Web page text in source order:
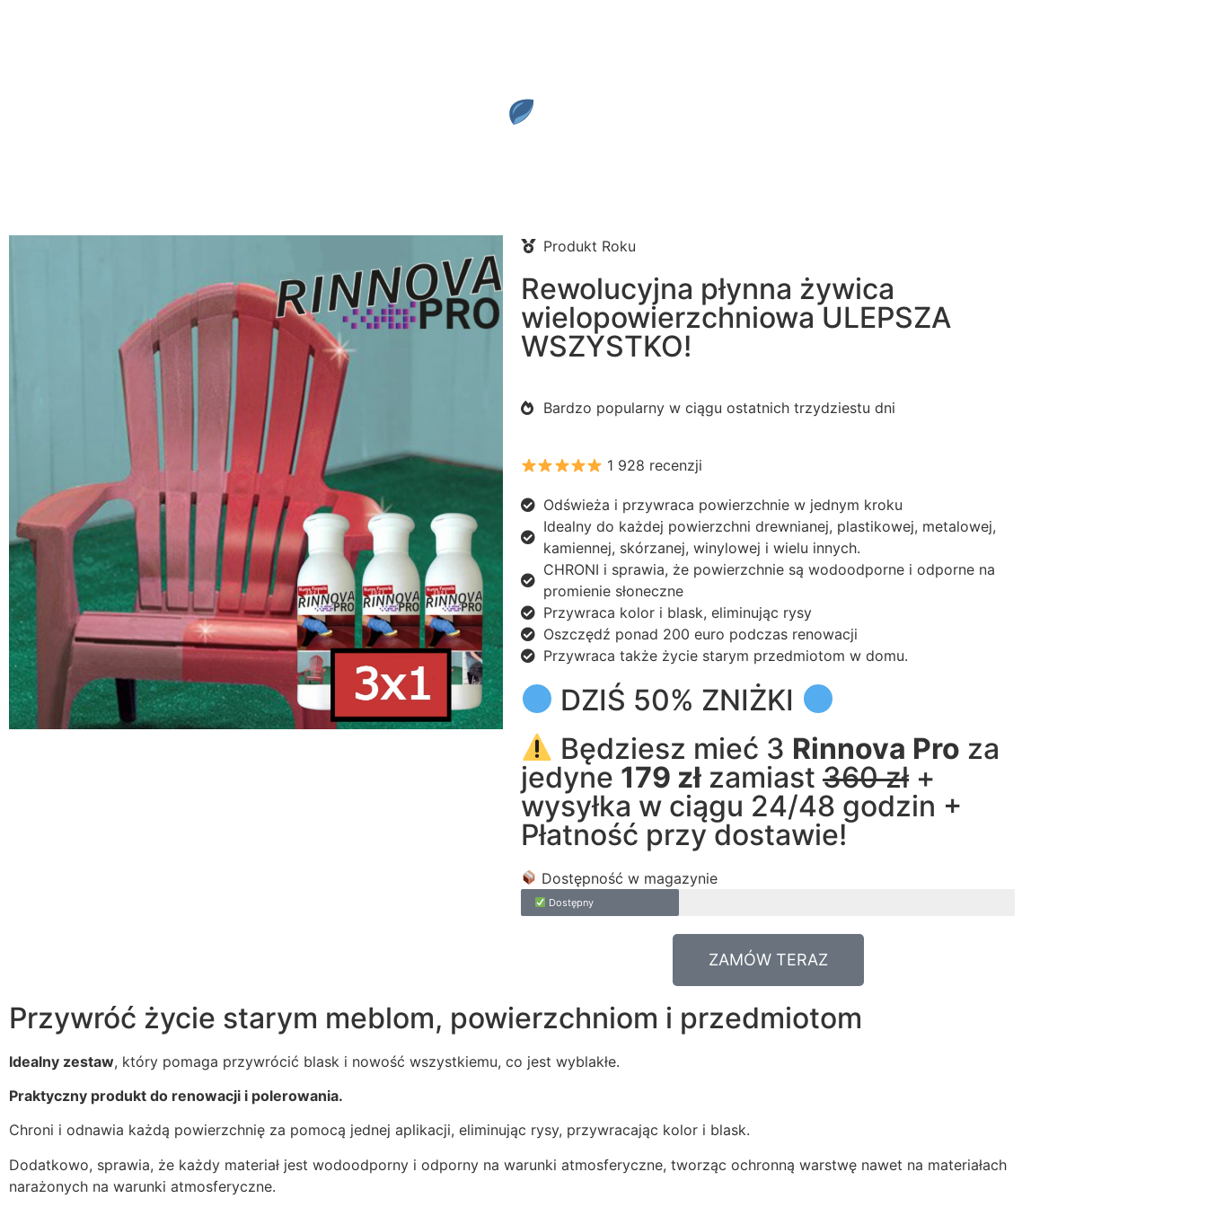
Produkt Roku
Rewolucyjna płynna żywica
wielopowierzchniowa ULEPSZA
WSZYSTKO!
Bardzo popularny w ciągu ostatnich trzydziestu dni
1 928 recenzji
Odświeża i przywraca powierzchnie w jednym kroku
Idealny do każdej powierzchni drewnianej, plastikowej, metalowej,
kamiennej, skórzanej, winylowej i wielu innych.
CHRONI i sprawia, że powierzchnie są wodoodporne i odporne na
promienie słoneczne
Przywraca kolor i blask, eliminując rysy
Oszczędź ponad 200 euro podczas renowacji
Przywraca także życie starym przedmiotom w domu.
DZIŚ 50% ZNIŻKI
Będziesz mieć 3 Rinnova Pro za
jedyne 179 zł zamiast 360 zł +
wysyłka w ciągu 24/48 godzin +
Płatność przy dostawie!
Dostępność w magazynie
Dostępny
ZAMÓW TERAZ
Przywróć życie starym meblom, powierzchniom i przedmiotom
Idealny zestaw, który pomaga przywrócić blask i nowość wszystkiemu, co jest wyblakłe.
Praktyczny produkt do renowacji i polerowania.
Chroni i odnawia każdą powierzchnię za pomocą jednej aplikacji, eliminując rysy, przywracając kolor i blask.
Dodatkowo, sprawia, że każdy materiał jest wodoodporny i odporny na warunki atmosferyczne, tworząc ochronną warstwę nawet na materiałach
narażonych na warunki atmosferyczne.